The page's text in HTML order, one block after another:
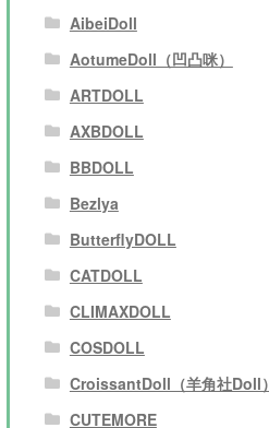
AibeiDoll
AotumeDoll（凹凸咪）
ARTDOLL
AXBDOLL
BBDOLL
Bezlya
ButterflyDOLL
CATDOLL
CLIMAXDOLL
COSDOLL
CroissantDoll（羊角社Doll）
CUTEMORE